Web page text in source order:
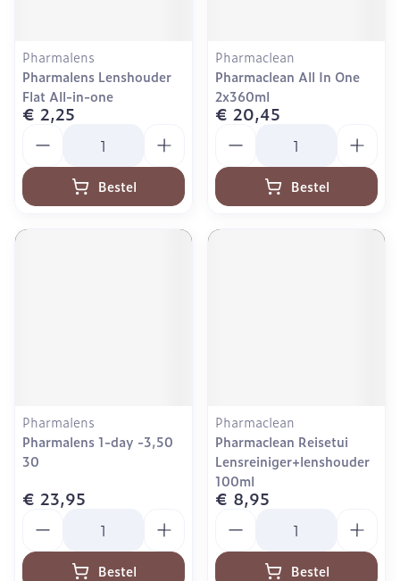
Pharmalens
Pharmalens Lenshouder
Flat All-in-one
€ 2,25
Bestel
Pharmaclean
Pharmaclean All In One
2x360ml
€ 20,45
Bestel
Pharmalens
Pharmalens 1-day -3,50
30
€ 23,95
Bestel
Pharmaclean
Pharmaclean Reisetui
Lensreiniger+lenshouder
100ml
€ 8,95
Bestel